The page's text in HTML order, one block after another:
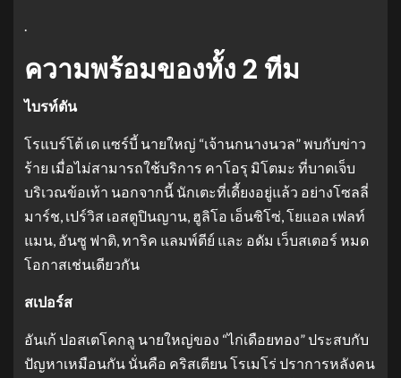
.
ความพร้อมของทั้ง 2 ทีม
ไบรท์ตัน
โรแบร์โต้ เด แซร์บี้ นายใหญ่ “เจ้านกนางนวล” พบกับข่าว
ร้าย เมื่อไม่สามารถใช้บริการ คาโอรุ มิโตมะ ที่บาดเจ็บ
บริเวณข้อเท้า นอกจากนี้ นักเตะที่เดี้ยงอยู่แล้ว อย่างโซลลี่
มาร์ช, เปร์วิส เอสตูปินญาน, ฮูลิโอ เอ็นซิโซ่, โยแอล เฟลท์
แมน, อันซู ฟาติ, ทาริค แลมพ์ตีย์ และ อดัม เว็บสเตอร์ หมด
โอกาสเช่นเดียวกัน
สเปอร์ส
อันเก้ ปอสเตโคกลู นายใหญ่ของ “ไก่เดือยทอง” ประสบกับ
ปัญหาเหมือนกัน นั่นคือ คริสเตียน โรเมโร่ ปราการหลังคน